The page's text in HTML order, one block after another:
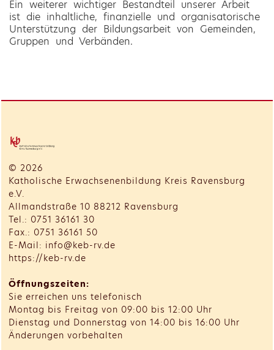
Ein weiterer wichtiger Bestandteil unserer Arbeit
ist die inhaltliche, finanzielle und organisatorische
Unterstützung der Bildungsarbeit von Gemeinden,
Gruppen und Verbänden.
© 2026
Katholische Erwachsenenbildung Kreis Ravensburg
e.V.
Allmandstraße 10 88212 Ravensburg
Tel.: 0751 36161 30
Fax.: 0751 36161 50
E-Mail: info@keb-rv.de
https://keb-rv.de
Öffnungszeiten:
Sie erreichen uns telefonisch
Montag bis Freitag von 09:00 bis 12:00 Uhr
Dienstag und Donnerstag von 14:00 bis 16:00 Uhr
Änderungen vorbehalten